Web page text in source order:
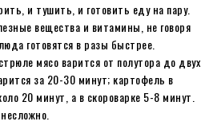
и тушить, и готовить еду на пару.
вещества и витамины, не говоря
готовятся в разы быстрее.
мясо варится от полутора до двух
за 20-30 минут; картофель в
20 минут, а в скороварке 5-8 минут.